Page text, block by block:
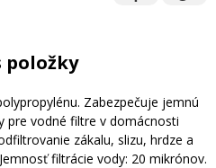
položky
Zabezpečuje jemnú
pre vodné filtre v domácnosti
zákalu, slizu, hrdze a
filtrácie vody: 20 mikrónov.